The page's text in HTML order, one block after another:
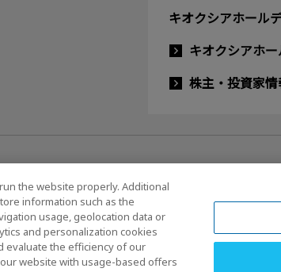
キオクシアホール
キオクシアホ
株主・投資家情
ポリシー
the website properly. Additional
information such as the
usage, geolocation data or
and personalization cookies
evaluate the efficiency of our
website with usage-based offers